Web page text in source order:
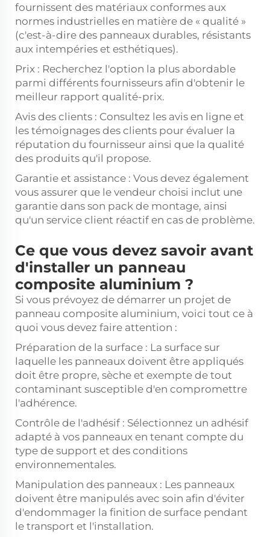
fournissent des matériaux conformes aux
normes industrielles en matière de « qualité »
(c'est-à-dire des panneaux durables, résistants
aux intempéries et esthétiques).
Prix : Recherchez l'option la plus abordable
parmi différents fournisseurs afin d'obtenir le
meilleur rapport qualité-prix.
Avis des clients : Consultez les avis en ligne et
les témoignages des clients pour évaluer la
réputation du fournisseur ainsi que la qualité
des produits qu'il propose.
Garantie et assistance : Vous devez également
vous assurer que le vendeur choisi inclut une
garantie dans son pack de montage, ainsi
qu'un service client réactif en cas de problème.
Ce que vous devez savoir avant
d'installer un panneau
composite aluminium ?
Si vous prévoyez de démarrer un projet de
panneau composite aluminium, voici tout ce à
quoi vous devez faire attention :
Préparation de la surface : La surface sur
laquelle les panneaux doivent être appliqués
doit être propre, sèche et exempte de tout
contaminant susceptible d'en compromettre
l'adhérence.
Contrôle de l'adhésif : Sélectionnez un adhésif
adapté à vos panneaux en tenant compte du
type de support et des conditions
environnementales.
Manipulation des panneaux : Les panneaux
doivent être manipulés avec soin afin d'éviter
d'endommager la finition de surface pendant
le transport et l'installation.